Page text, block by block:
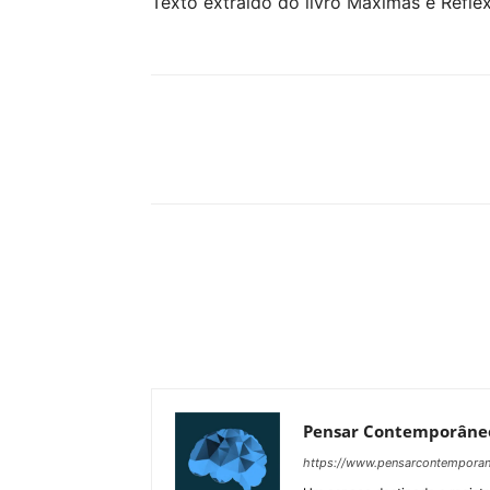
Pensar
https://